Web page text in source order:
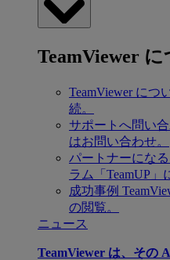
TeamViewer
TeamViewer につ
続。
サポートへ問い
はお問い合わせ。
パートナーになる
ラム「TeamUP」
成功事例
の閲覧。
ニュース
TeamViewer は、その